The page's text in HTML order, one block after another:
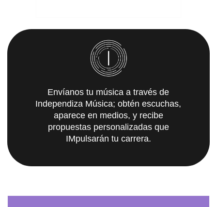
Envíanos tu música a través de
Independiza Música; obtén escuchas,
aparece en medios, y recibe
propuestas personalizadas que
IMpulsarán tu carrera.